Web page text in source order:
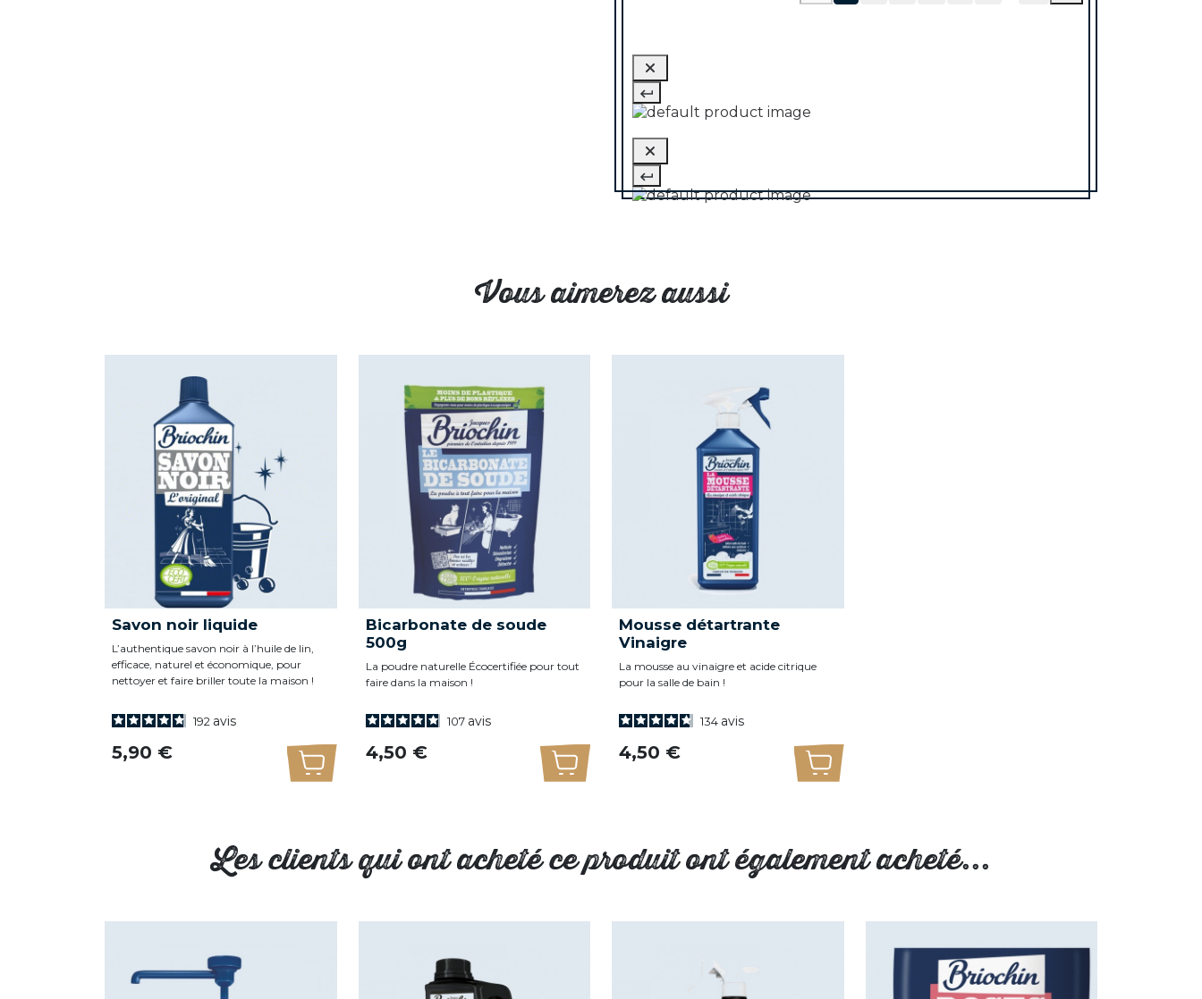
Vous aimerez aussi
Savon noir liquide
L’authentique savon noir à l’huile de lin,
efficace, naturel et économique, pour
nettoyer et faire briller toute la maison !
192 avis
Prix
5,90 €
Ajouter au panier
Bicarbonate de soude
500g
La poudre naturelle Écocertifiée pour tout
faire dans la maison !
107 avis
Prix
4,50 €
Ajouter au panier
Mousse détartrante
Vinaigre
La mousse au vinaigre et acide citrique
pour la salle de bain !
134 avis
Prix
4,50 €
Ajouter au panier
Les clients qui ont acheté ce produit ont également acheté...